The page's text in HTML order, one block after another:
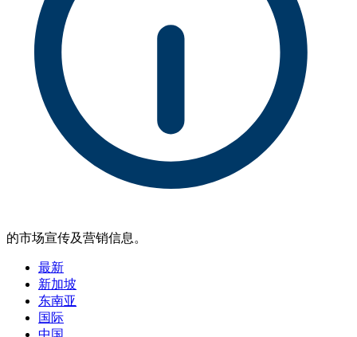
的市场宣传及营销信息。
最新
新加坡
东南亚
国际
中国